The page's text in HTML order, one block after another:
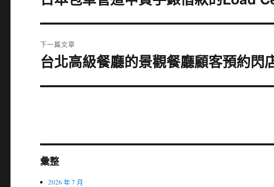
篇
章:
下一篇文章
下
篇
台北高級餐廳的景觀餐廳顧客預約閃
彙整
2026 年 7 月